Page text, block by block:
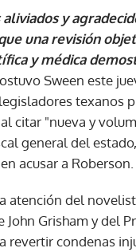
y
una revisión
y médica
Sween este
texanos
citar "nueva y
general del
acusar a Roberson.
atención del
John Grisham y del
revertir condenas